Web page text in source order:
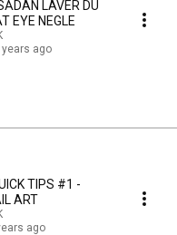
LAVER DU
EYE NEGLE
years ago
TIPS #1 -
ART
ago